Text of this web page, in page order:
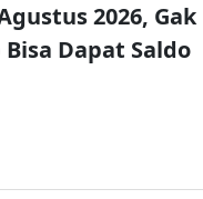
2026, Gak
Dapat Saldo